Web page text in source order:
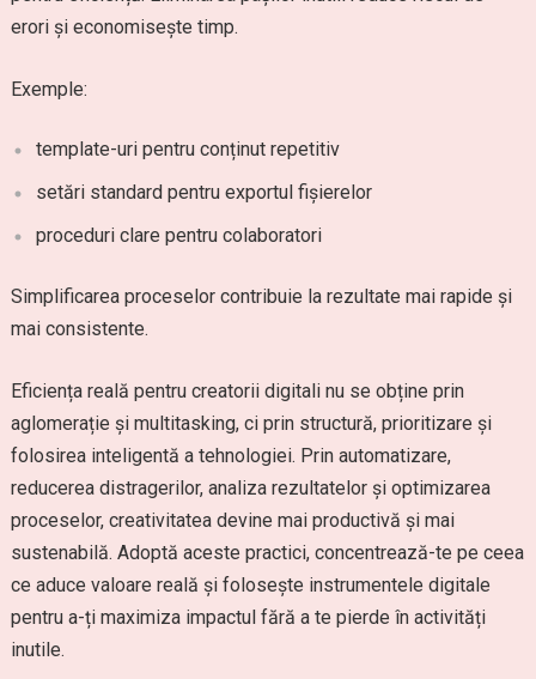
erori și economisește timp.
Exemple:
template-uri pentru conținut repetitiv
setări standard pentru exportul fișierelor
proceduri clare pentru colaboratori
Simplificarea proceselor contribuie la rezultate mai rapide și
mai consistente.
Eficiența reală pentru creatorii digitali nu se obține prin
aglomerație și multitasking, ci prin structură, prioritizare și
folosirea inteligentă a tehnologiei. Prin automatizare,
reducerea distragerilor, analiza rezultatelor și optimizarea
proceselor, creativitatea devine mai productivă și mai
sustenabilă. Adoptă aceste practici, concentrează-te pe ceea
ce aduce valoare reală și folosește instrumentele digitale
pentru a-ți maximiza impactul fără a te pierde în activități
inutile.